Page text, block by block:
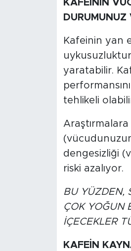
KAFEİNİN
Kafeinin yan
yaratabilir.
tehlikeli
Araştırmalara
dengesizliği
riski azalıyor.
BU YÜZDEN,
ÇOK YOĞUN
İÇECEKLER
KAFEİN